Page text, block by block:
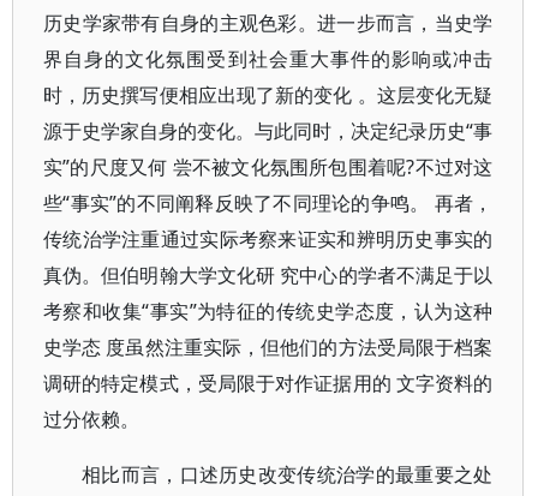
历史学家带有自身的主观色彩。进一步而言，当史学
界自身的文化氛围受到社会重大事件的影响或冲击
时，历史撰写便相应出现了新的变化 。这层变化无疑
源于史学家自身的变化。与此同时，决定纪录历史“事
实”的尺度又何 尝不被文化氛围所包围着呢?不过对这
些“事实”的不同阐释反映了不同理论的争鸣。 再者，
传统治学注重通过实际考察来证实和辨明历史事实的
真伪。但伯明翰大学文化研 究中心的学者不满足于以
考察和收集“事实”为特征的传统史学态度，认为这种
史学态 度虽然注重实际，但他们的方法受局限于档案
调研的特定模式，受局限于对作证据用的 文字资料的
过分依赖。
相比而言，口述历史改变传统治学的最重要之处